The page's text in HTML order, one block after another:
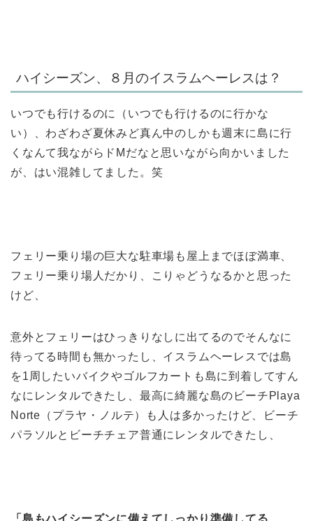
ハイシーズン、８月のイスラムヘーレスは？
いつでも行けるのに（いつでも行けるのに行かな
い）、わざわざ夏休みど真ん中のしかも週末に島に行
くなんて我ながらドMだなと思いながら向かいました
が、はい混雑してました。笑
フェリー乗り場の巨大な駐車場も屋上までほぼ満車、
フェリー乗り場人だかり、こりゃどうなるかと思った
けど、
意外とフェリーはひっきりなしに出てるのでそんなに
待ってる時間も無かったし、イスラムヘーレスでは島
を1周したいバイクやゴルフカートも島に到着してすん
なにレンタルできたし、最高に綺麗な島のビーチPlaya
Norte（プラヤ・ノルテ）も人は多かったけど、ビーチ
パラソルとビーチチェア普通にレンタルできたし、